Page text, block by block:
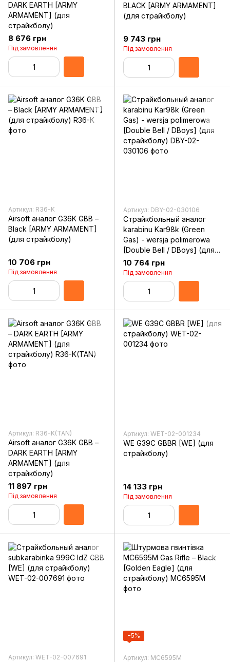
DARK EARTH [ARMY
ARMAMENT] (для
страйкболу)
8 676 грн
Під замовлення
BLACK [ARMY ARMAMENT]
(для страйкболу)
9 743 грн
Під замовлення
Артикул: R36-K
Airsoft аналог G36K GBB –
Black [ARMY ARMAMENT]
(для страйкболу)
10 706 грн
Під замовлення
Артикул: DBY-02-030106
Страйкбольный аналог
karabinu Kar98k (Green
Gas) - wersja polimerowa
[Double Bell / DBoys] (для
страйкболу)
10 764 грн
Під замовлення
Артикул: R36-K(TAN)
Airsoft аналог G36K GBB –
DARK EARTH [ARMY
ARMAMENT] (для
страйкболу)
11 897 грн
Під замовлення
Артикул: WET-02-001234
WE G39C GBBR [WE] (для
страйкболу)
14 133 грн
Під замовлення
Артикул: WET-02-007691
−5%
Артикул: MC6595M